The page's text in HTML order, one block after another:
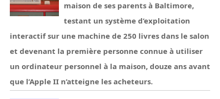
maison de ses parents à Baltimore,
testant un système d’exploitation
interactif sur une machine de 250 livres dans le salon
et devenant la première personne connue à utiliser
un ordinateur personnel à la maison, douze ans avant
que l’Apple II n’atteigne les acheteurs.